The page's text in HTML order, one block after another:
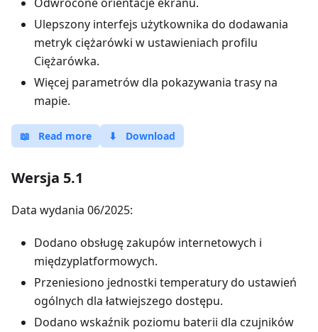
Ulepszony interfejs użytkownika do dodawania
metryk ciężarówki w ustawieniach profilu
Ciężarówka.
Więcej parametrów dla pokazywania trasy na
mapie.
📖 Read more ⬇ Download
Wersja 5.1
Data wydania 06/2025:
Dodano obsługę zakupów internetowych i
międzyplatformowych.
Przeniesiono jednostki temperatury do ustawień
ogólnych dla łatwiejszego dostępu.
Dodano wskaźnik poziomu baterii dla czujników